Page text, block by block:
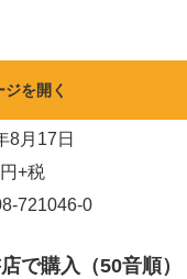
を開く
8月17日
+税
721046-0
で購入（50音順）